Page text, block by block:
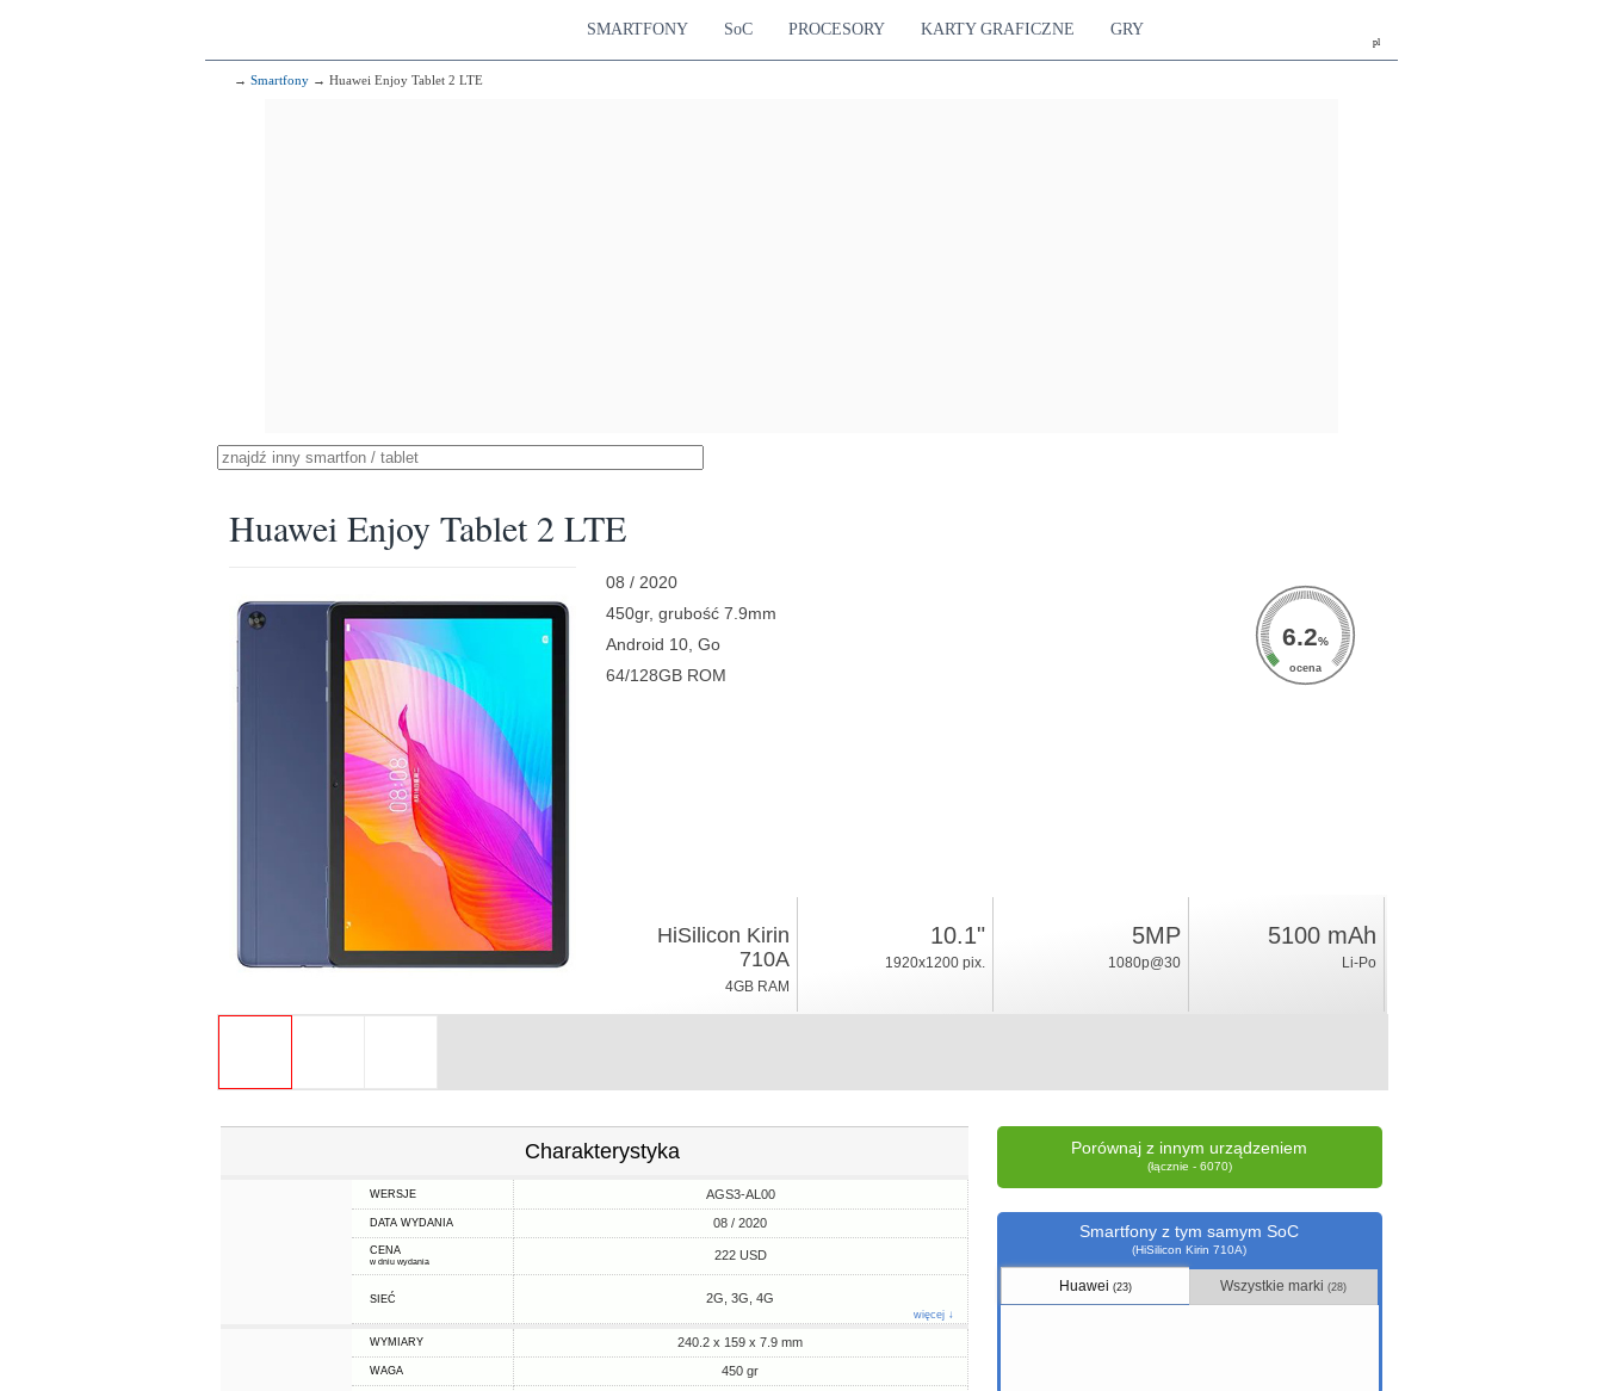
pl
SMARTFONY SoC PROCESORY KARTY GRAFICZNE GRY
→ Smartfony → Huawei Enjoy Tablet 2 LTE
Huawei Enjoy Tablet 2 LTE
08 / 2020
450gr, grubość 7.9mm
Android 10, Go
64/128GB ROM
6.2%
ocena
HiSilicon Kirin
710A
4GB RAM
10.1"
1920x1200 pix.
5MP
1080p@30
5100 mAh
Li-Po
Charakterystyka
WERSJE AGS3-AL00
DATA WYDANIA 08 / 2020
CENA
w dniu wydania 222 USD
SIEĆ 2G, 3G, 4G
więcej ↓
WYMIARY 240.2 x 159 x 7.9 mm
WAGA 450 gr
Porównaj z innym urządzeniem
(łącznie - 6070)
Smartfony z tym samym SoC
(HiSilicon Kirin 710A)
Huawei (23) Wszystkie marki(28)